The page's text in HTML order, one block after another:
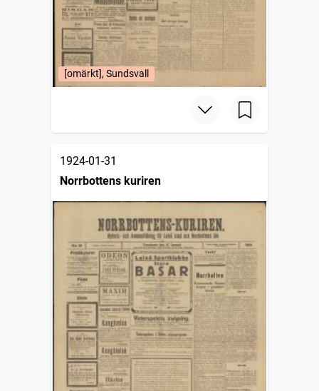
[omärkt], Sundsvall
1924-01-31
Norrbottens kuriren